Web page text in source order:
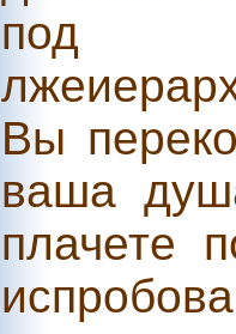
под
Вы
ваша
плачете